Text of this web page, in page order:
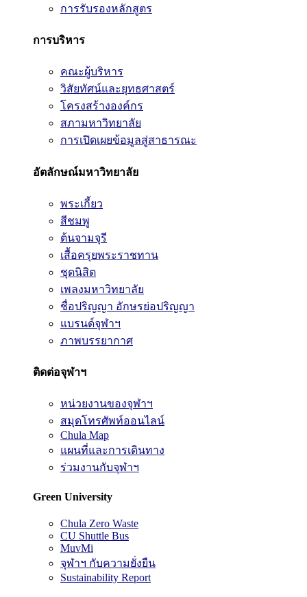
การรับรองหลักสูตร
การบริหาร
คณะผู้บริหาร
วิสัยทัศน์และยุทธศาสตร์
โครงสร้างองค์กร
สภามหาวิทยาลัย
การเปิดเผยข้อมูลสู่สาธารณะ
อัตลักษณ์มหาวิทยาลัย
พระเกี้ยว
สีชมพู
ต้นจามจุรี
เสื้อครุยพระราชทาน
ชุดนิสิต
เพลงมหาวิทยาลัย
ชื่อปริญญา อักษรย่อปริญญา
แบรนด์จุฬาฯ
ภาพบรรยากาศ
ติดต่อจุฬาฯ
หน่วยงานของจุฬาฯ
สมุดโทรศัพท์ออนไลน์
Chula Map
แผนที่และการเดินทาง
ร่วมงานกับจุฬาฯ
Green University
Chula Zero Waste
CU Shuttle Bus
MuvMi
จุฬาฯ กับความยั่งยืน
Sustainability Report